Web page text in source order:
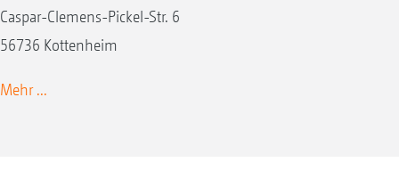
Caspar-Clemens-Pickel-Str. 6
56736 Kottenheim
Mehr ...